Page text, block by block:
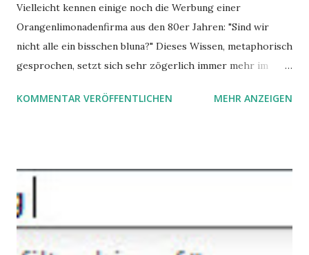
Vielleicht kennen einige noch die Werbung einer
Orangenlimonadenfirma aus den 80er Jahren: "Sind wir
nicht alle ein bisschen bluna?" Dieses Wissen, metaphorisch
gesprochen, setzt sich sehr zögerlich immer mehr im
gleich. Im Arbeitskontext kann es zu nicht verstandenen
Angstzuständen ihrer Mitglieder. Dafür könnte es Gründe
geben, die weitgehend noch im Dunkeln zu liegen scheinen.
KOMMENTAR VERÖFFENTLICHEN MEHR ANZEIGEN